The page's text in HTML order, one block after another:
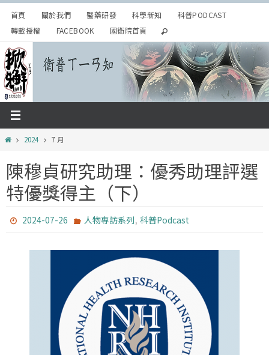
Skip
content
首頁 關於我們 醫藥研發 科學新知
科普PODCAST
轉載授權
FACEBOOK 國衛院首頁
Home2024 7 月
陳穆貞研究助理：優秀助理評選
特優獎得主（下）
2024-07-26 人物專訪系列, 科普Podcast